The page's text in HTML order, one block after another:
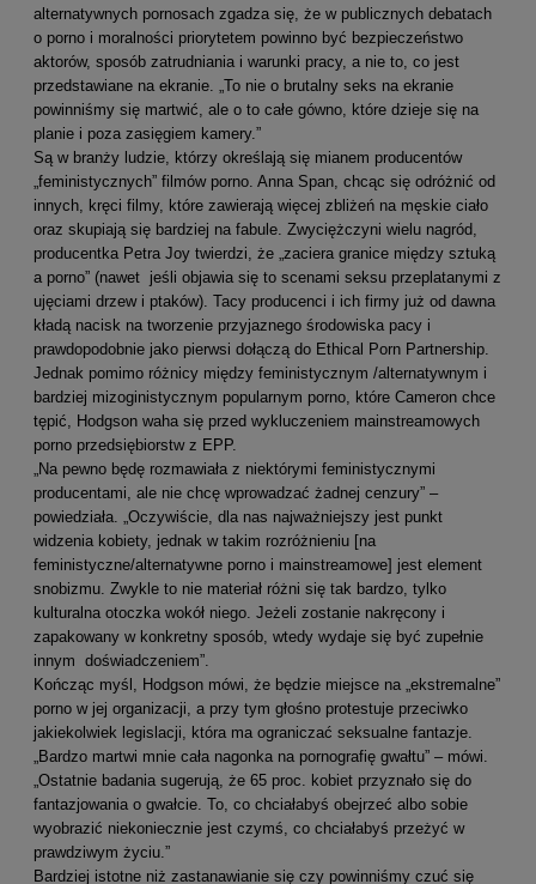
alternatywnych pornosach zgadza się, że w publicznych debatach
o porno i moralności priorytetem powinno być bezpieczeństwo
aktorów, sposób zatrudniania i warunki pracy, a nie to, co jest
przedstawiane na ekranie. „To nie o brutalny seks na ekranie
powinniśmy się martwić, ale o to całe gówno, które dzieje się na
planie i poza zasięgiem kamery.”
Są w branży ludzie, którzy określają się mianem producentów
„feministycznych” filmów porno. Anna Span, chcąc się odróżnić od
innych, kręci filmy, które zawierają więcej zbliżeń na męskie ciało
oraz skupiają się bardziej na fabule. Zwyciężczyni wielu nagród,
producentka Petra Joy twierdzi, że „zaciera granice między sztuką
a porno” (nawet jeśli objawia się to scenami seksu przeplatanymi z
ujęciami drzew i ptaków). Tacy producenci i ich firmy już od dawna
kładą nacisk na tworzenie przyjaznego środowiska pacy i
prawdopodobnie jako pierwsi dołączą do Ethical Porn Partnership.
Jednak pomimo różnicy między feministycznym /alternatywnym i
bardziej mizoginistycznym popularnym porno, które Cameron chce
tępić, Hodgson waha się przed wykluczeniem mainstreamowych
porno przedsiębiorstw z EPP.
„Na pewno będę rozmawiała z niektórymi feministycznymi
producentami, ale nie chcę wprowadzać żadnej cenzury” –
powiedziała. „Oczywiście, dla nas najważniejszy jest punkt
widzenia kobiety, jednak w takim rozróżnieniu [na
feministyczne/alternatywne porno i mainstreamowe] jest element
snobizmu. Zwykle to nie materiał różni się tak bardzo, tylko
kulturalna otoczka wokół niego. Jeżeli zostanie nakręcony i
zapakowany w konkretny sposób, wtedy wydaje się być zupełnie
innym doświadczeniem”.
Kończąc myśl, Hodgson mówi, że będzie miejsce na „ekstremalne”
porno w jej organizacji, a przy tym głośno protestuje przeciwko
jakiekolwiek legislacji, która ma ograniczać seksualne fantazje.
„Bardzo martwi mnie cała nagonka na pornografię gwałtu” – mówi.
„Ostatnie badania sugerują, że 65 proc. kobiet przyznało się do
fantazjowania o gwałcie. To, co chciałabyś obejrzeć albo sobie
wyobrazić niekoniecznie jest czymś, co chciałabyś przeżyć w
prawdziwym życiu.”
Bardziej istotne niż zastanawianie się czy powinniśmy czuć się